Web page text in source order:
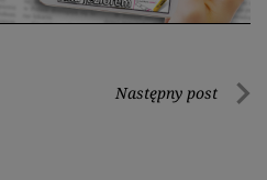
Następny post